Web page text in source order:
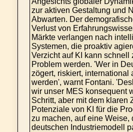
zur aktiven Gestaltung und
Abwarten. Der
Verlust von
Märkte verlangen nach
Systemen, die proaktiv
Verzicht auf KI kann schnell
Problem werden. 'Wer in
zögert, riskiert, international
werden', warnt Fontani.
wir unser MES konsequent
Schritt, aber mit dem klaren
Potenziale von KI für die
zu machen, auf eine Weise,
deutschen Industriemodell